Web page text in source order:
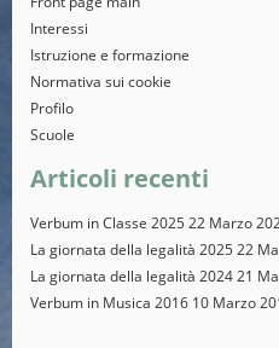
Interessi
Istruzione e formazione
Normativa sui cookie
Profilo
Scuole
Articoli recenti
Verbum in Classe 202522 Marzo
La giornata della legalità 202522
La giornata della legalità 202421
Verbum in Musica 2016 10 Marzo